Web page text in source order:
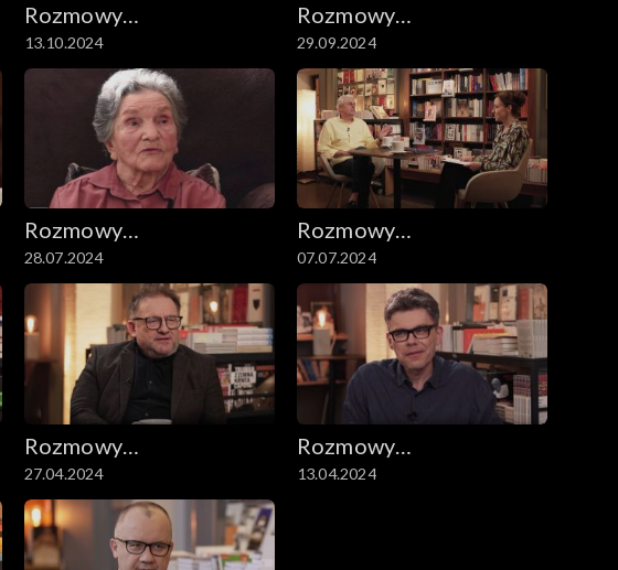
Rozmowy
niesymetryczne
13.10.2024
Rozmowy
niesymetryczne
29.09.2024
Rozmowy
niesymetryczne
28.07.2024
Rozmowy
niesymetryczne
07.07.2024
Rozmowy
niesymetryczne
27.04.2024
Rozmowy
niesymetryczne
13.04.2024